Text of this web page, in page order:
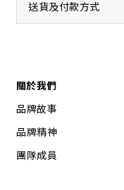
送貨及付款方式
關於我們
品牌故事
品牌精神
團隊成員